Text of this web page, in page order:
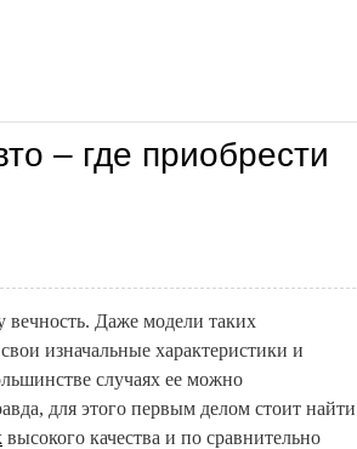
– где приобрести
Даже модели таких
изначальные характеристики и
случаях ее можно
для этого первым делом стоит найти
высокого качества и по сравнительно